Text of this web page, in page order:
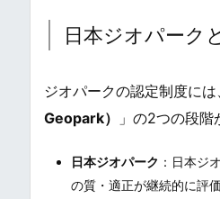
日本ジオパーク
ジオパークの認定制度に
Geopark）
」の2つの段階
日本ジオパーク ：日本ジ
の質・適正が継続的に評